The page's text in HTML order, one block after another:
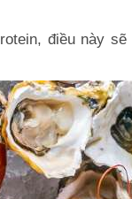
điều này